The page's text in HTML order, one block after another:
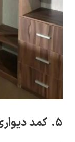
5. کمد دیواری کشویی